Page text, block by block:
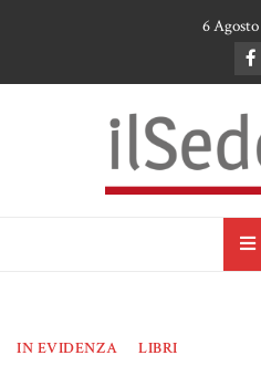
6
il Sedente
IN EVIDENZA LIBRI